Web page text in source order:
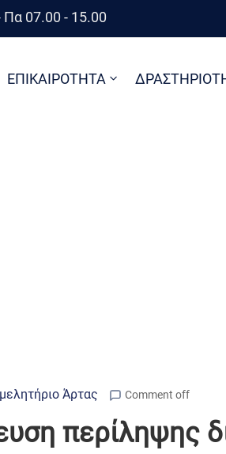
Πα 07.00 - 15.00
ΕΠΙΚΑΙΡΟΤΗΤΑ
Άρτας Comment off
περίληψης